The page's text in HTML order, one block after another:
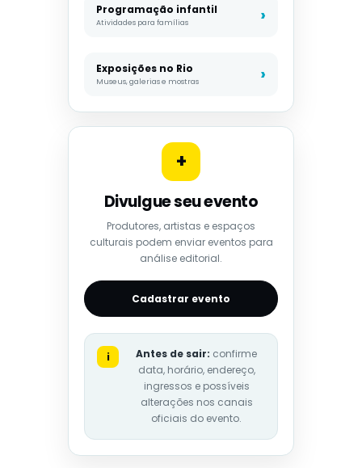
Programação infantil
Atividades para famílias
Exposições no Rio
Museus, galerias e mostras
+
Divulgue seu evento
Produtores, artistas e espaços
culturais podem enviar eventos para
análise editorial.
Cadastrar evento
i Antes de sair: confirme
data, horário, endereço,
ingressos e possíveis
alterações nos canais
oficiais do evento.